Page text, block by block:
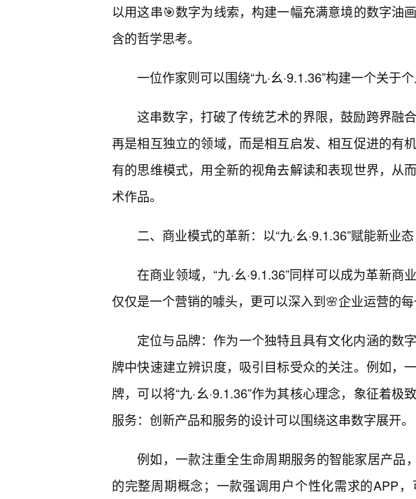
以用这串🎯数字为线索，构建一幅充满意境的数字油
含的哲学思考。
一位作家则可以围绕“九·幺·9.1.36”构建一个关于
这串数字，打破了传统艺术的界限，鼓励跨界融
再是相互独立的领域，而是相互启发、相互促进的有
有的思维模式，用全新的视角去解读和表现世界，从
术作品。
二、商业模式的革新：以“九·幺·9.1.36”赋能新业态
在商业领域，“九·幺·9.1.36”同样可以成为革新
仅仅是一个营销的噱头，更可以深入到🌸企业运营的每
定位与品牌：作为一个独特且具有文化内涵的数
牌中快速建立辨识度，吸引目标受众的关注。例如，
牌，可以将“九·幺·9.1.36”作为其核心理念，象征着
服务：创新产品和服务的设计可以围绕这串数字展开。
例如，一款注重全生命周期服务的智能家居产品
的完整周期概念；一款强调用户个性化需求的APP